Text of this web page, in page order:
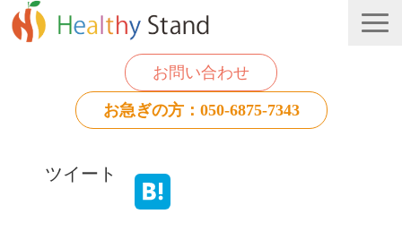
お問い合わせ
お急ぎの方：050-6875-7343
個人のお客様
ツイート